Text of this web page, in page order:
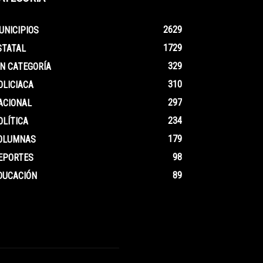
2629
1729
CATEGORÍA
329
310
297
234
179
98
89